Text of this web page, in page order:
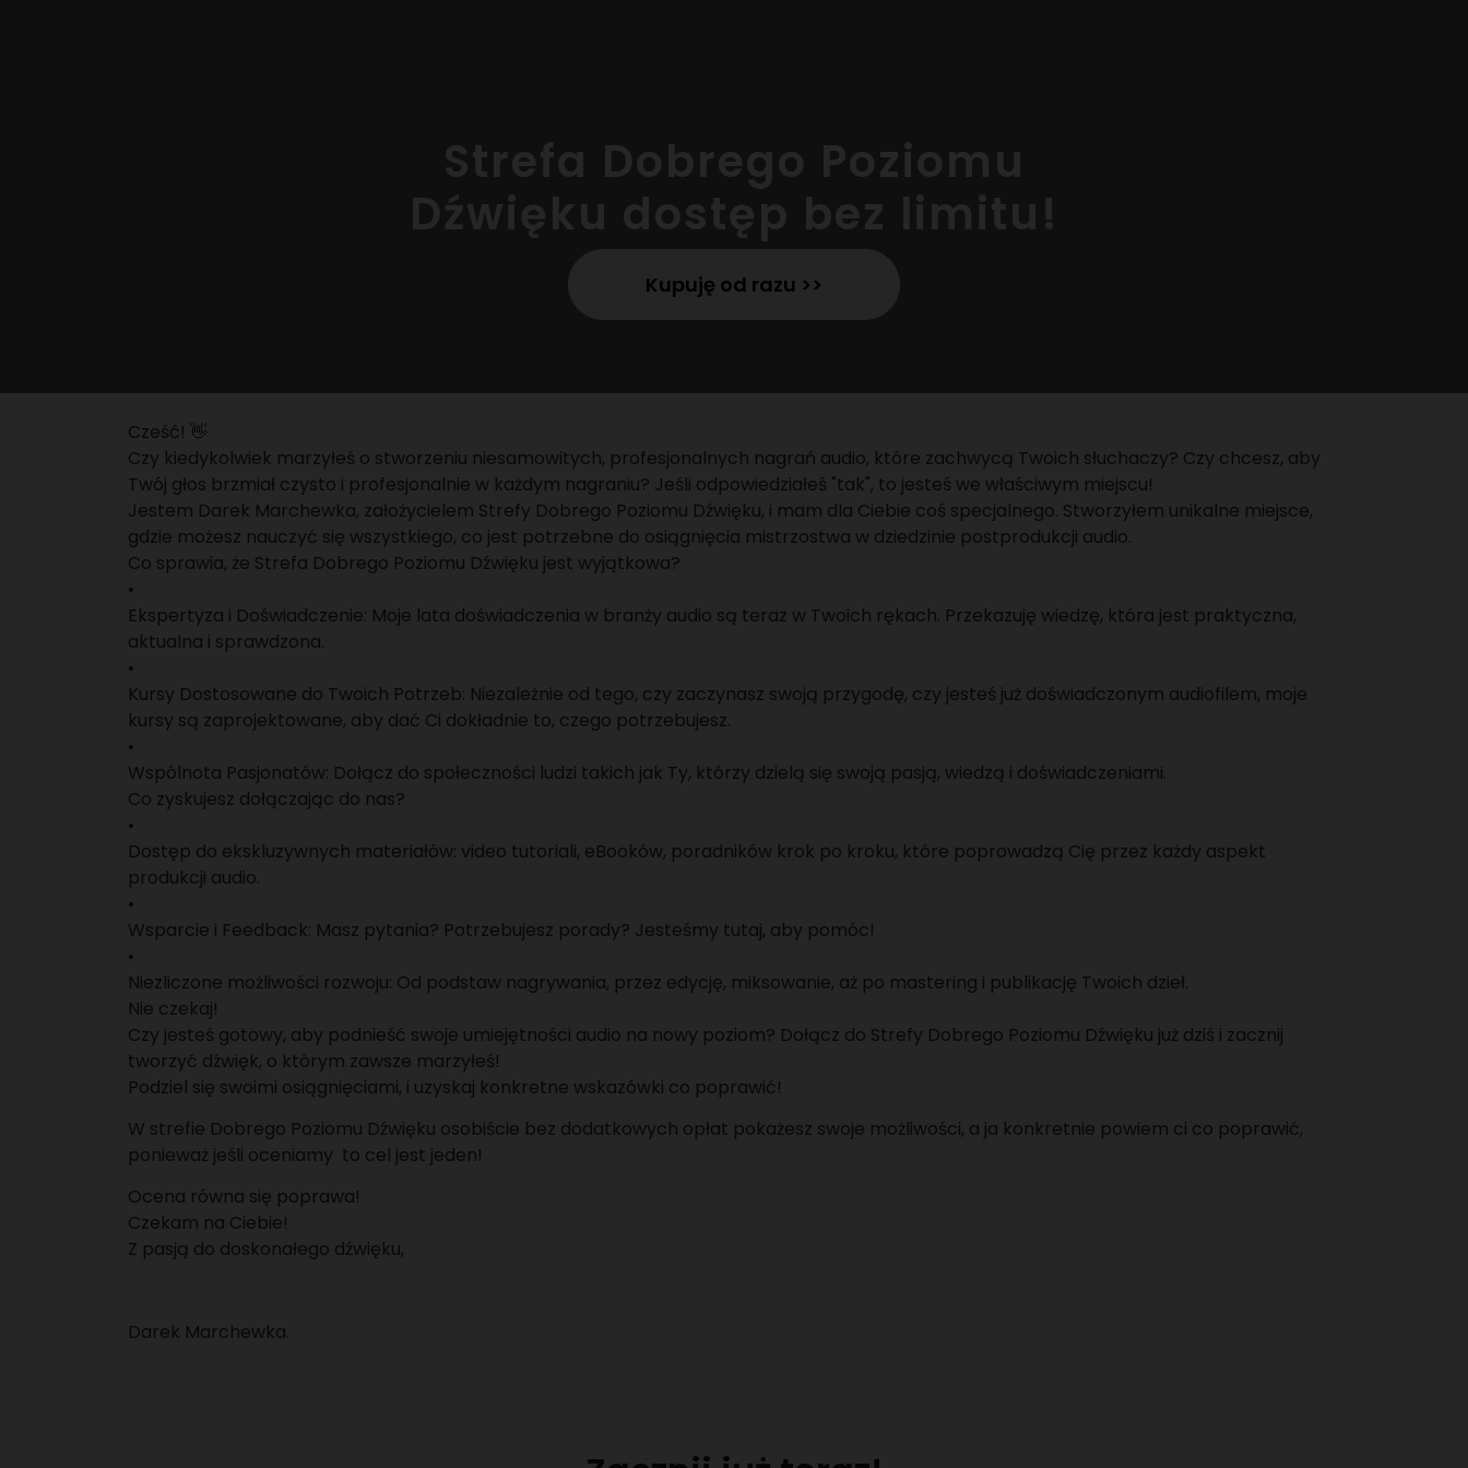
Kupuję od razu >>
Cześć! 👋
Czy kiedykolwiek marzyłeś o stworzeniu niesamowitych, profesjonalnych nagrań audio, które zachwycą Twoich słuchaczy? Czy chcesz, aby
Twój głos brzmiał czysto i profesjonalnie w każdym nagraniu? Jeśli odpowiedziałeś "tak", to jesteś we właściwym miejscu!
Jestem Darek Marchewka, założycielem Strefy Dobrego Poziomu Dźwięku, i mam dla Ciebie coś specjalnego. Stworzyłem unikalne miejsce,
gdzie możesz nauczyć się wszystkiego, co jest potrzebne do osiągnięcia mistrzostwa w dziedzinie postprodukcji audio.
Co sprawia, że Strefa Dobrego Poziomu Dźwięku jest wyjątkowa?
•
Ekspertyza i Doświadczenie: Moje lata doświadczenia w branży audio są teraz w Twoich rękach. Przekazuję wiedzę, która jest praktyczna,
aktualna i sprawdzona.
•
Kursy Dostosowane do Twoich Potrzeb: Niezależnie od tego, czy zaczynasz swoją przygodę, czy jesteś już doświadczonym audiofilem, moje
kursy są zaprojektowane, aby dać Ci dokładnie to, czego potrzebujesz.
•
Wspólnota Pasjonatów: Dołącz do społeczności ludzi takich jak Ty, którzy dzielą się swoją pasją, wiedzą i doświadczeniami.
Co zyskujesz dołączając do nas?
•
Dostęp do ekskluzywnych materiałów: video tutoriali, eBooków, poradników krok po kroku, które poprowadzą Cię przez każdy aspekt
produkcji audio.
•
Wsparcie i Feedback: Masz pytania? Potrzebujesz porady? Jesteśmy tutaj, aby pomóc!
•
Niezliczone możliwości rozwoju: Od podstaw nagrywania, przez edycję, miksowanie, aż po mastering i publikację Twoich dzieł.
Nie czekaj!
Czy jesteś gotowy, aby podnieść swoje umiejętności audio na nowy poziom? Dołącz do Strefy Dobrego Poziomu Dźwięku już dziś i zacznij
tworzyć dźwięk, o którym zawsze marzyłeś!
Podziel się swoimi osiągnięciami, i uzyskaj konkretne wskazówki co poprawić!
W strefie Dobrego Poziomu Dźwięku osobiście bez dodatkowych opłat pokażesz swoje możliwości, a ja konkretnie powiem ci co poprawić,
ponieważ jeśli oceniamy to cel jest jeden!
Ocena równa się poprawa!
Czekam na Ciebie!
Z pasją do doskonałego dźwięku,
Darek Marchewka.